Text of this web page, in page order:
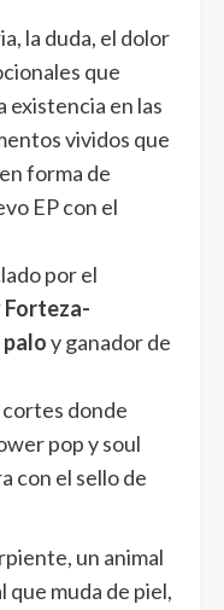
la duda, el dolor
que
en las
vividos que
forma de
EP con el
por el
Forteza-
paloy ganador de
donde
pop y soul
con el sello de
un animal
que muda de piel,